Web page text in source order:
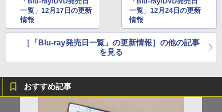
一覧」12月17日の更新
情報
一覧」12月24日の更新
情報
［「Blu-ray発売日一覧」の更新情報］の他の記事
を見る
おすすめ記事